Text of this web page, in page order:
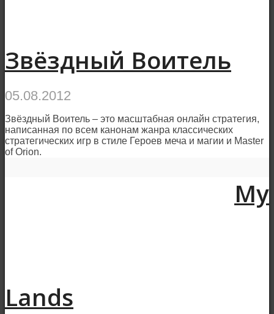
Звёздный Воитель
05.08.2012
Звёздный Воитель – это масштабная онлайн стратегия,
написанная по всем канонам жанра классических
стратегических игр в стиле Героев меча и магии и Master
of Orion.
My
Lands